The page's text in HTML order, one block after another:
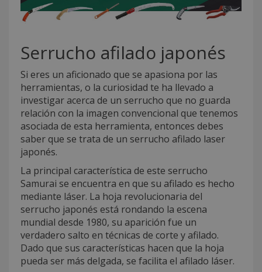
Serrucho afilado japonés
Si eres un aficionado que se apasiona por las
herramientas, o la curiosidad te ha llevado a
investigar acerca de un serrucho que no guarda
relación con la imagen convencional que tenemos
asociada de esta herramienta, entonces debes
saber que se trata de un serrucho afilado laser
japonés.
La principal característica de este serrucho
Samurai se encuentra en que su afilado es hecho
mediante láser. La hoja revolucionaria del
serrucho japonés está rondando la escena
mundial desde 1980, su aparición fue un
verdadero salto en técnicas de corte y afilado.
Dado que sus características hacen que la hoja
pueda ser más delgada, se facilita el afilado láser.